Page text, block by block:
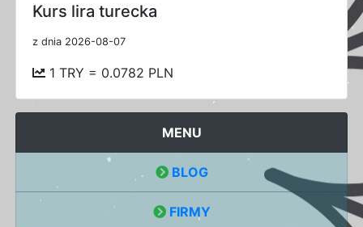
Kurs lira turecka
z dnia 2026-08-07
1 TRY = 0.0782 PLN
MENU
BLOG
FIRMY